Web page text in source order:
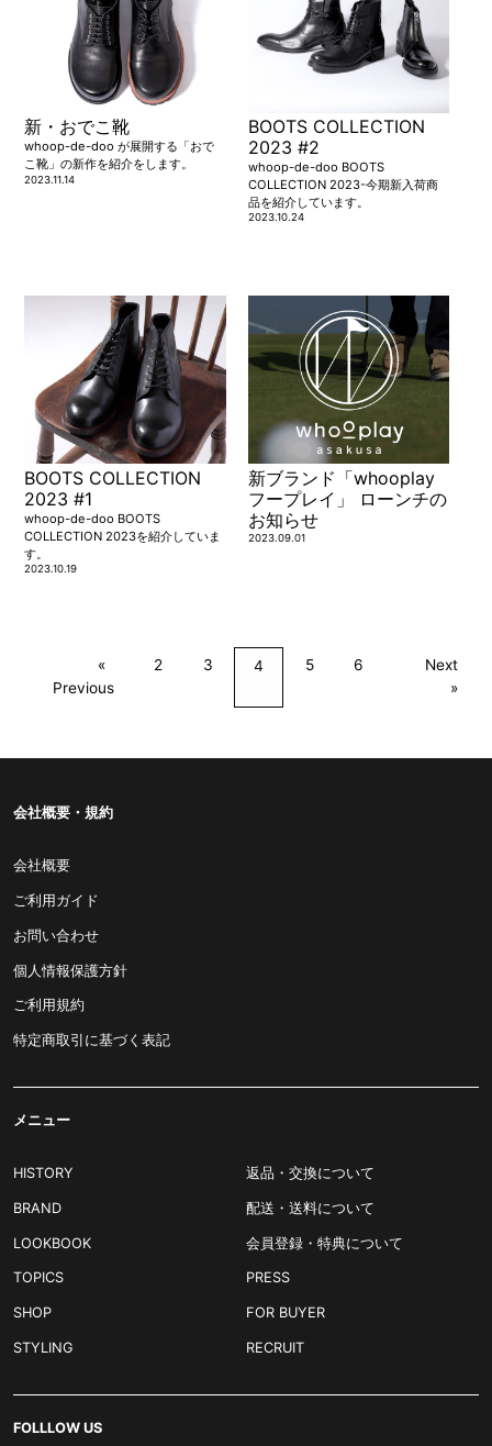
新・おでこ靴
whoop-de-doo が展開する「おで
こ靴」の新作を紹介をします。
2023.11.14
BOOTS COLLECTION
2023 #2
whoop-de-doo BOOTS
COLLECTION 2023-今期新入荷商
品を紹介しています。
2023.10.24
BOOTS COLLECTION
2023 #1
whoop-de-doo BOOTS
COLLECTION 2023を紹介していま
す。
2023.10.19
新ブランド「whooplay
フープレイ」 ローンチの
お知らせ
2023.09.01
Previouspage
2 3 You're on page
4 5 6 Nextpage
会社概要・規約
会社概要
ご利用ガイド
お問い合わせ
個人情報保護方針
ご利用規約
特定商取引に基づく表記
メニュー
HISTORY
BRAND
LOOKBOOK
TOPICS
SHOP
STYLING
返品・交換について
配送・送料について
会員登録・特典について
PRESS
FOR BUYER
RECRUIT
FOLLLOW US